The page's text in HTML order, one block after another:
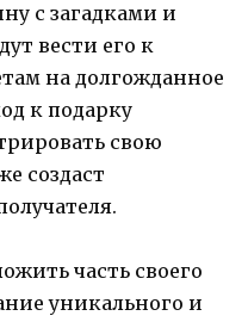
с загадками и
вести его к
на долгожданное
к подарку
свою
создаст
часть своего
уникального и